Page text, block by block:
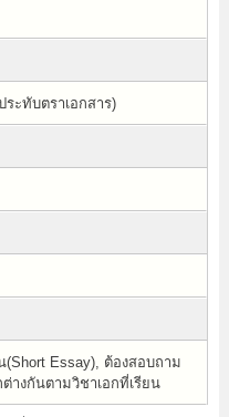
ะทับตราเอกสาร)
Essay), ต้องสอบถาม
างกันตามวิชาเอกที่เรียน